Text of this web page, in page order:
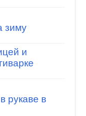
зиму
и
рукаве в